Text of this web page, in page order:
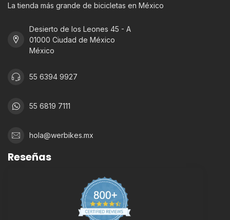
La tienda más grande de bicicletas en México
Desierto de los Leones 45 - A
01000 Ciudad de México
México
55 6394 9927
55 6819 7111
hola@werbikes.mx
Reseñas